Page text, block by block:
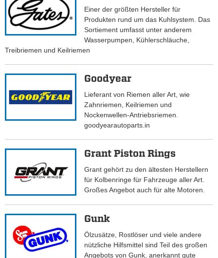
Einer der größten Hersteller für
Produkten rund um das Kuhlsystem. Das
Sortiement umfasst unter anderem
Wasserpumpen, Kühlerschläuche,
Treibriemen und Keilriemen
Goodyear
Lieferant von Riemen aller Art, wie
Zahnriemen, Keilriemen und
Nockenwellen-Antriebsriemen.
goodyearautoparts.in
Grant Piston Rings
Grant gehört zu den ältesten Herstellern
für Kolbenringe für Fahrzeuge aller Art.
Großes Angebot auch für alte Motoren.
Gunk
Ölzusätze, Rostlöser und viele andere
nützliche Hilfsmittel sind Teil des großen
Angebots von Gunk, anerkannt gute